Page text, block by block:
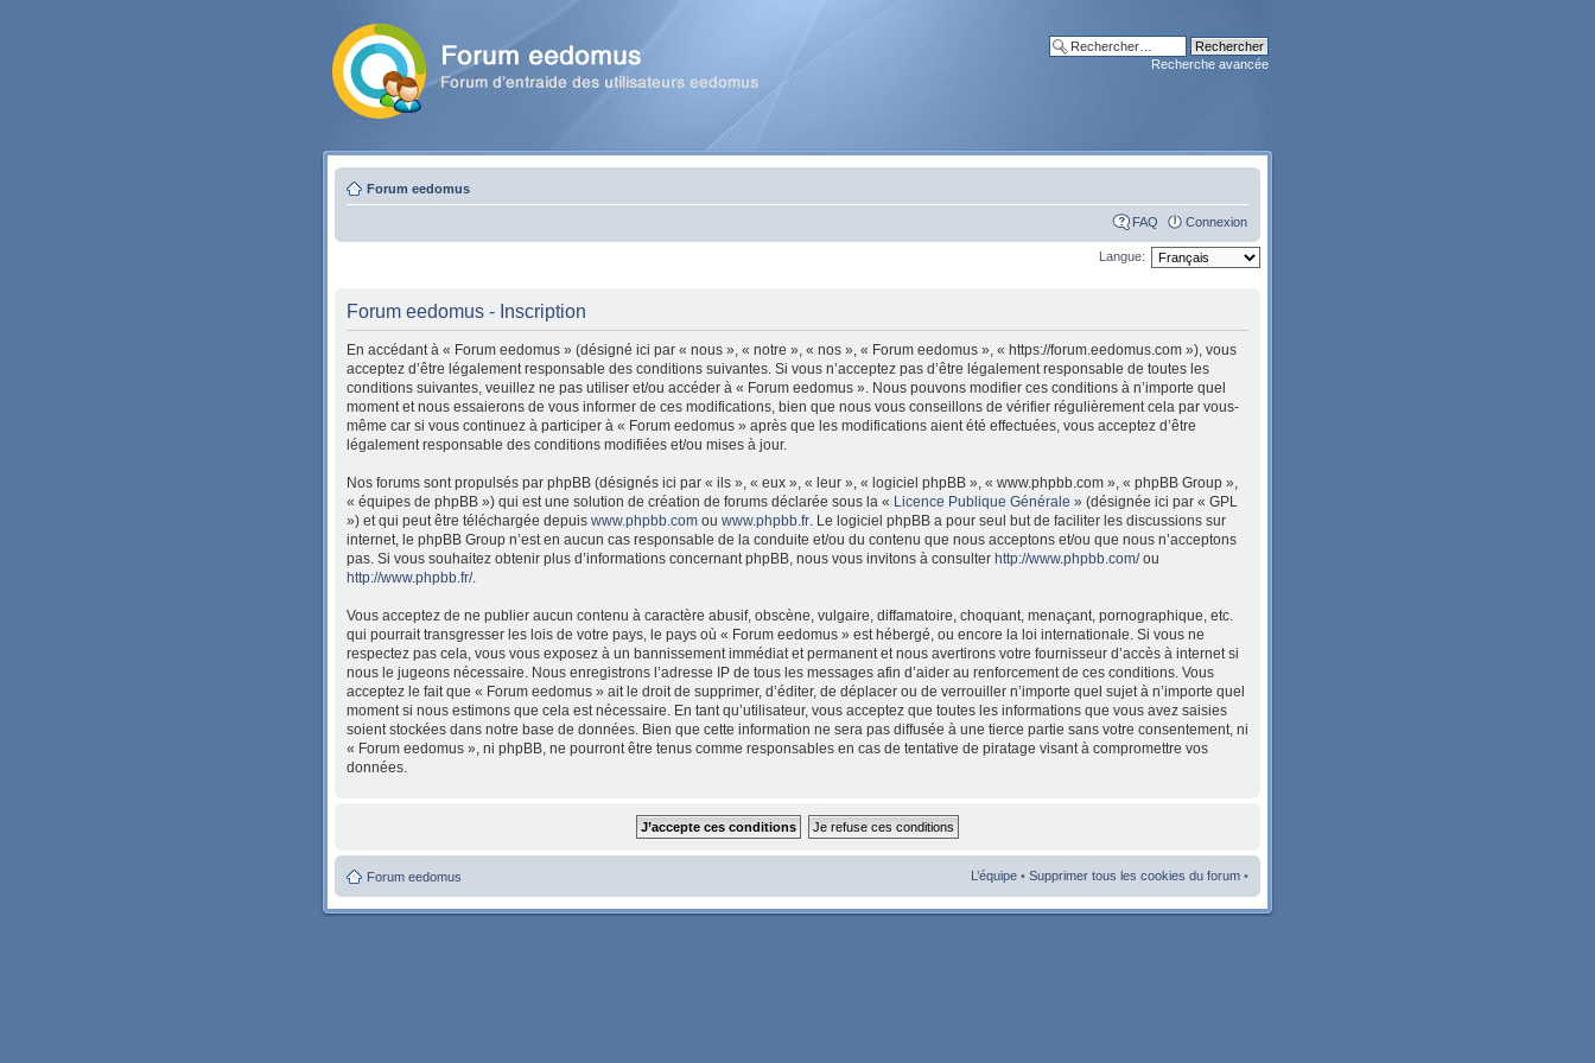
Recherche avancée
Forum eedomus
FAQ Connexion
Langue:
Forum eedomus - Inscription
En accédant à « Forum eedomus » (désigné ici par « nous », « notre », « nos », « Forum eedomus », « https://forum.eedomus.com »), vous
acceptez d’être légalement responsable des conditions suivantes. Si vous n’acceptez pas d’être légalement responsable de toutes les
conditions suivantes, veuillez ne pas utiliser et/ou accéder à « Forum eedomus ». Nous pouvons modifier ces conditions à n’importe quel
moment et nous essaierons de vous informer de ces modifications, bien que nous vous conseillons de vérifier régulièrement cela par vous-
même car si vous continuez à participer à « Forum eedomus » après que les modifications aient été effectuées, vous acceptez d’être
légalement responsable des conditions modifiées et/ou mises à jour.
Nos forums sont propulsés par phpBB (désignés ici par « ils », « eux », « leur », « logiciel phpBB », « www.phpbb.com », « phpBB Group »,
« équipes de phpBB ») qui est une solution de création de forums déclarée sous la « Licence Publique Générale » (désignée ici par « GPL
») et qui peut être téléchargée depuis www.phpbb.com ou www.phpbb.fr . Le logiciel phpBB a pour seul but de faciliter les discussions sur
internet, le phpBB Group n’est en aucun cas responsable de la conduite et/ou du contenu que nous acceptons et/ou que nous n’acceptons
pas. Si vous souhaitez obtenir plus d’informations concernant phpBB, nous vous invitons à consulter http://www.phpbb.com/ou
http://www.phpbb.fr/.
Vous acceptez de ne publier aucun contenu à caractère abusif, obscène, vulgaire, diffamatoire, choquant, menaçant, pornographique, etc.
qui pourrait transgresser les lois de votre pays, le pays où « Forum eedomus » est hébergé, ou encore la loi internationale. Si vous ne
respectez pas cela, vous vous exposez à un bannissement immédiat et permanent et nous avertirons votre fournisseur d’accès à internet si
nous le jugeons nécessaire. Nous enregistrons l’adresse IP de tous les messages afin d’aider au renforcement de ces conditions. Vous
acceptez le fait que « Forum eedomus » ait le droit de supprimer, d’éditer, de déplacer ou de verrouiller n’importe quel sujet à n’importe quel
moment si nous estimons que cela est nécessaire. En tant qu’utilisateur, vous acceptez que toutes les informations que vous avez saisies
soient stockées dans notre base de données. Bien que cette information ne sera pas diffusée à une tierce partie sans votre consentement, ni
« Forum eedomus », ni phpBB, ne pourront être tenus comme responsables en cas de tentative de piratage visant à compromettre vos
données.
Forum eedomus L’équipe • Supprimer tous les cookies du forum •